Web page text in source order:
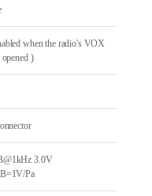
when the radio's VOX
)
3.0V
Pa